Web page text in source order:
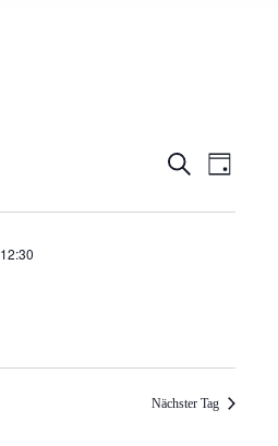
SUCHE
Suche
Tag
12:30
Nächster Tag